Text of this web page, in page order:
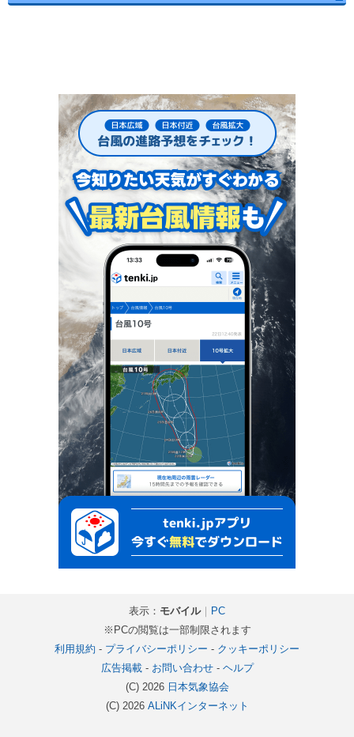
表示： モバイル｜ PC
※PCの閲覧は一部制限されます
利用規約 - プライバシーポリシー - クッキーポリシー
広告掲載- お問い合わせ- ヘルプ
(C) 2026 日本気象協会
(C) 2026 ALiNKインターネット